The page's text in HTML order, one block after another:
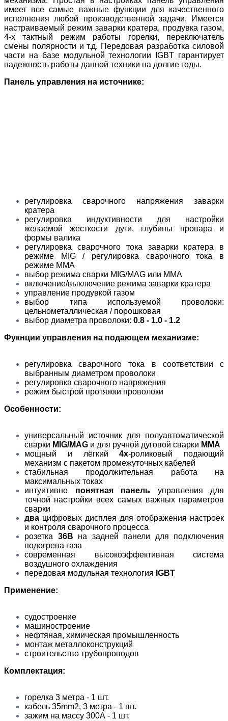
имеет все самые важные функции для качественного
исполнения любой производственной задачи. Имеется
настраиваемый режим заварки кратера, продувка газом,
4-х тактный режим работы горелки, переключатель
смены полярности и т.д. Передовая разработка силовой
части на базе модульной технологии IGBT гарантирует
надежность работы данной техники на долгие годы.
Панель управления на источнике:
регулировка сварочного напряжения заварки
кратера
регулировка индуктивности для настройки
желаемой жесткости дуги, глубины провара и
формы валика
регулировка сварочного тока заварки кратера в
режиме MIG / регулировка сварочного тока в
режиме MMA
выбор режима сварки MIG/MAG или MMA
включение/выключение режима заварки кратера
управление продувкой газом
выбор типа используемой проволоки:
цельнометаллическая / порошковая
выбор диаметра проволоки: 0.8 - 1.0 - 1.2
Фукнции управления на подающем механизме:
регулировка сварочного тока в соответствии с
выбранным диаметром проволоки
регулировка сварочного напряжения
режим быстрой протяжки проволоки
Особенности:
универсальный источник для полуавтоматической
сварки MIG/MAG и для ручной дуговой сварки MMA
мощный и лёгкий
4х-роликовый подающий
механизм с пакетом промежуточных кабелей
cтабильная продолжительная работа на
максимальных токах
интуитивно понятная панель управления для
точной настройки всех самых важных параметров
сварки
два цифровых дисплея для отображения настроек
и контроля сварочного процесса
розетка 36В на задней панели для подключения
подогрева газа
современная высокоэффективная система
воздушного охлаждения
передовая модульная технология IGBT
Применение:
судостроение
машиностроение
нефтяная, химическая промышленность
монтаж металлоконструкций
строительство трубопроводов
Комплектация:
горелка 3 метра - 1 шт.
кабель 35mm2, 3 метра - 1 шт.
зажим на массу 300А - 1 шт.